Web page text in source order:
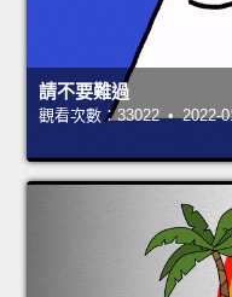
請不要難過
觀看次數：33022 • 2022-